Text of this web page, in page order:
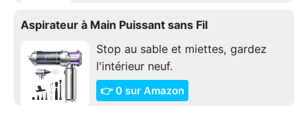
Aspirateur à Main Puissant sans Fil
Stop au sable et miettes, gardez
l'intérieur neuf.
👉 0 sur Amazon